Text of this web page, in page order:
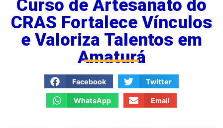
Curso de Artesanato do
CRAS Fortalece Vínculos
e Valoriza Talentos em
Amaturá
Facebook Twitter
WhatsApp Email